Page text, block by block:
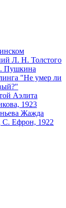
Л. Н. Толстого
Пушкина
"Не умер ли
Аэлита
1923
Жажда
С. Ефрон, 1922